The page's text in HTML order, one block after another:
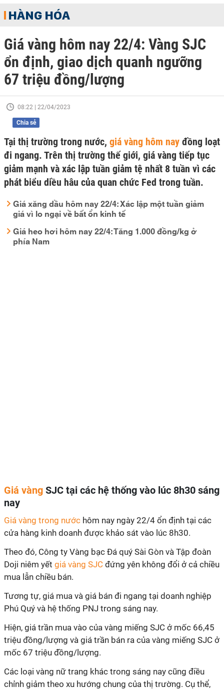
HÀNG HÓA
Giá vàng hôm nay 22/4: Vàng SJC
ổn định, giao dịch quanh ngưỡng
67 triệu đồng/lượng
08:22 | 22/04/2023
Chia sẻ
Tại thị trường trong nước, giá vàng hôm nay đồng loạt
đi ngang. Trên thị trường thế giới, giá vàng tiếp tục
giảm mạnh và xác lập tuần giảm tệ nhất 8 tuần vì các
phát biểu diều hâu của quan chức Fed trong tuần.
Giá xăng dầu hôm nay 22/4: Xác lập một tuần giảm
giá vì lo ngại về bất ổn kinh tế
Giá heo hơi hôm nay 22/4: Tăng 1.000 đồng/kg ở
phía Nam
Giá vàng SJC tại các hệ thống vào lúc 8h30 sáng
nay
Giá vàng trong nước hôm nay ngày 22/4 ổn định tại các
cửa hàng kinh doanh được khảo sát vào lúc 8h30.
Theo đó, Công ty Vàng bạc Đá quý Sài Gòn và Tập đoàn
Doji niêm yết giá vàng SJC đứng yên không đổi ở cả chiều
mua lẫn chiều bán.
Tương tự, giá mua và giá bán đi ngang tại doanh nghiệp
Phú Quý và hệ thống PNJ trong sáng nay.
Hiện, giá trần mua vào của vàng miếng SJC ở mốc 66,45
triệu đồng/lượng và giá trần bán ra của vàng miếng SJC ở
mốc 67 triệu đồng/lượng.
Các loại vàng nữ trang khác trong sáng nay cũng điều
chỉnh giảm theo xu hướng chung của thị trường. Cụ thể,